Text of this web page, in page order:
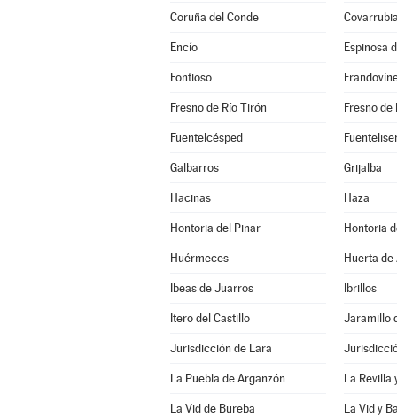
Coruña del Conde
Encío Espinosa
Fontioso
Fresno de Río Tirón Fresno de
Fuentelcésped
Galbarros Grijalba
Hacinas Haza
Hontoria del Pinar Hontoria
Huérmeces Huerta de
Ibeas de Juarros Ibrillos
Itero del Castillo Jaramillo
Jurisdicción de Lara
La Puebla de Arganzón La Revilla
La Vid de Bureba La Vid y